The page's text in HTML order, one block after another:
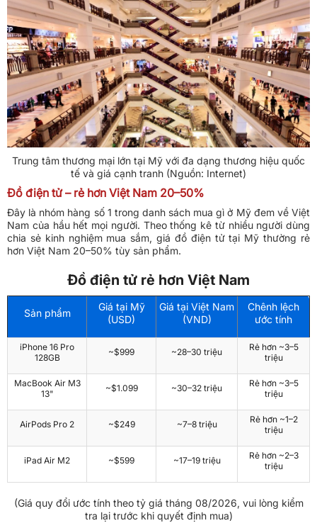
Trung tâm thương mại lớn tại Mỹ với đa dạng thương hiệu quốc
tế và giá cạnh tranh (Nguồn: Internet)
Đồ điện tử – rẻ hơn Việt Nam 20–50%
Đây là nhóm hàng số 1 trong danh sách mua gì ở Mỹ đem về Việt
Nam của hầu hết mọi người. Theo thống kê từ nhiều người dùng
chia sẻ kinh nghiệm mua sắm, giá đồ điện tử tại Mỹ thường rẻ
hơn Việt Nam 20–50% tùy sản phẩm.
Đồ điện tử rẻ hơn Việt Nam
Sản phẩm
Giá tại Mỹ
(USD)
Giá tại Việt Nam
(VND)
Chênh lệch
ước tính
iPhone 16 Pro
128GB
~$999 ~28–30 triệu
Rẻ hơn ~3–5
triệu
MacBook Air M3
13"
~$1.099 ~30–32 triệu
Rẻ hơn ~3–5
triệu
AirPods Pro 2 ~$249 ~7–8 triệu
Rẻ hơn ~1–2
triệu
iPad Air M2 ~$599 ~17–19 triệu
Rẻ hơn ~2–3
triệu
(Giá quy đổi ước tính theo tỷ giá tháng 08/2026, vui lòng kiểm
tra lại trước khi quyết định mua)